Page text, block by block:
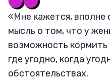
«Мне кажется,
мысль о том, что у
возможность кормить
где угодно, когда
обстоятельствах.